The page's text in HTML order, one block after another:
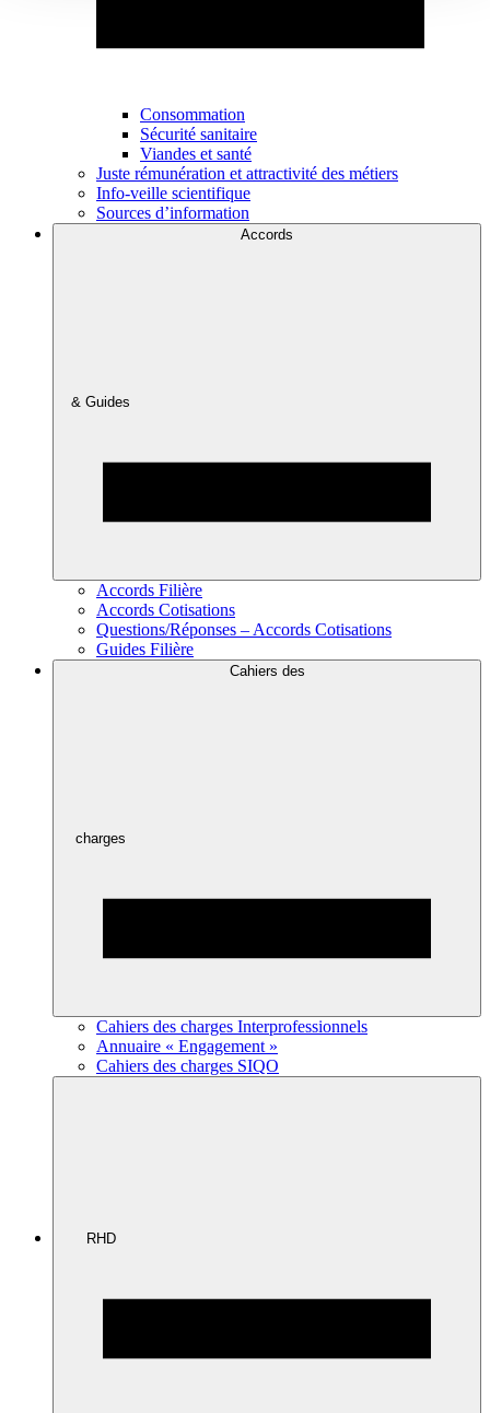
Consommation
Sécurité sanitaire
Viandes et santé
Juste rémunération et attractivité des métiers
Info-veille scientifique
Sources d’information
Accords
& Guides
Accords Filière
Accords Cotisations
Questions/Réponses – Accords Cotisations
Guides Filière
Cahiers des
charges
Cahiers des charges Interprofessionnels
Annuaire « Engagement »
Cahiers des charges SIQO
RHD